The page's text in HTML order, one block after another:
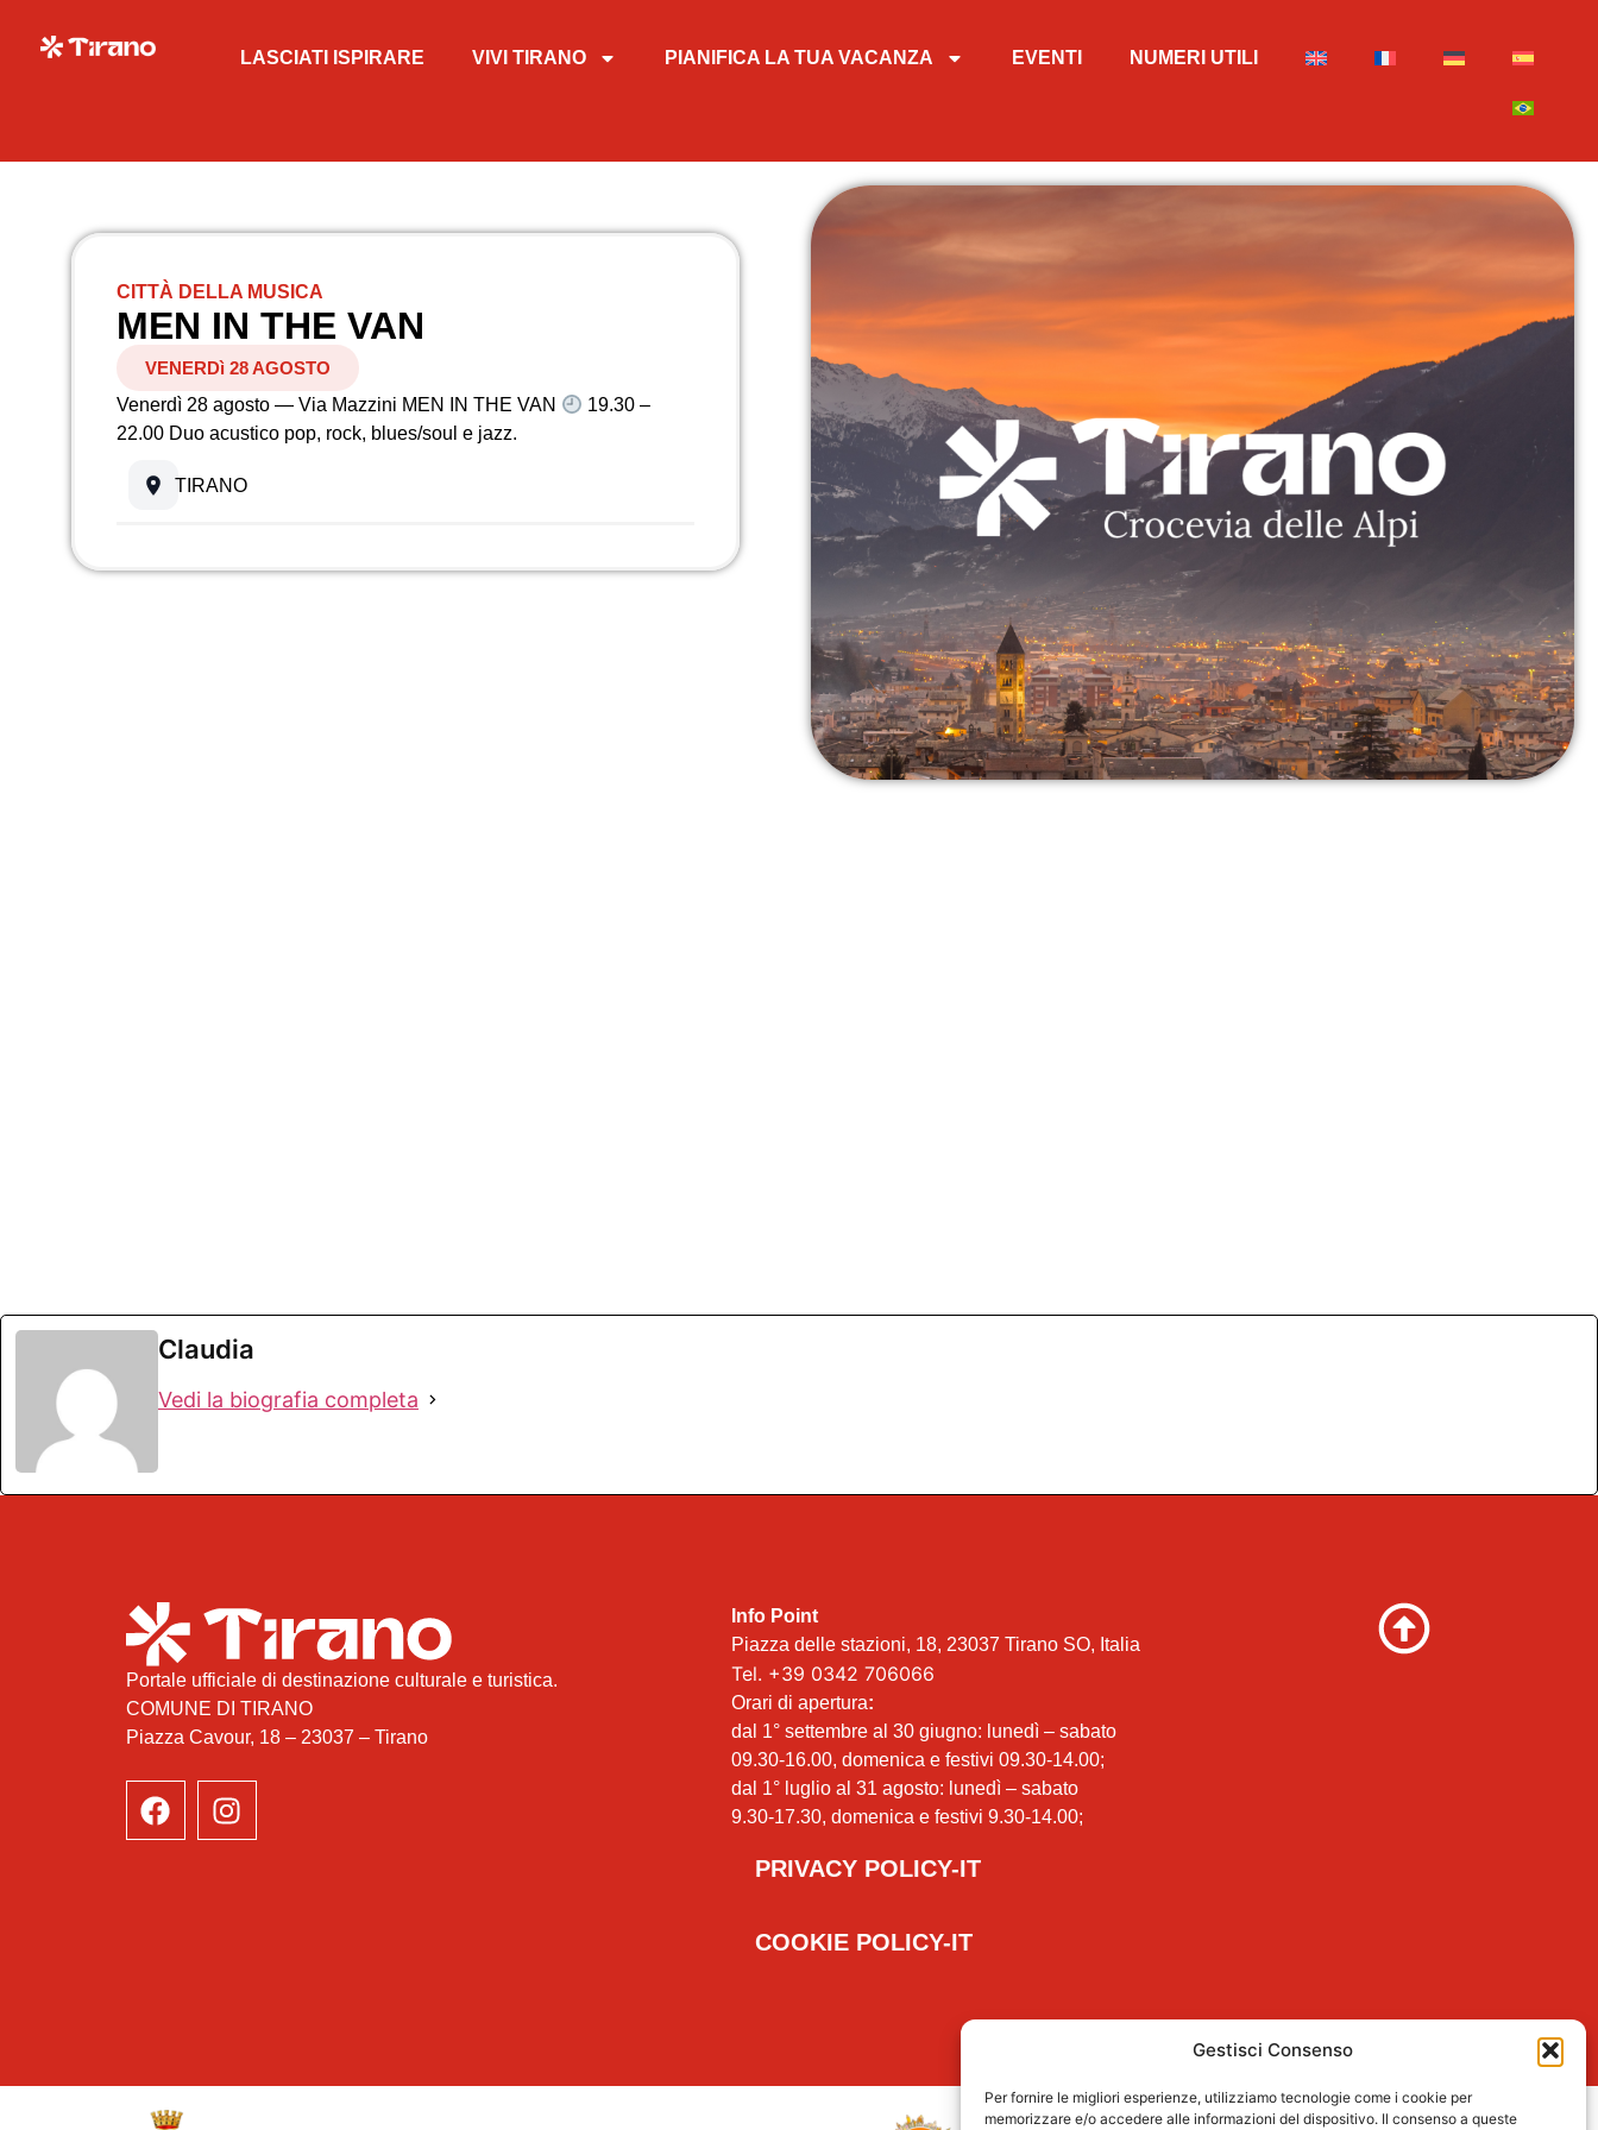
Gestisci Consenso
Per fornire le migliori esperienze, utilizziamo tecnologie come i cookie per
memorizzare e/o accedere alle informazioni del dispositivo. Il consenso a queste
LASCIATI ISPIRARE VIVI TIRANO PIANIFICA LA TUA VACANZA EVENTI NUMERI UTILI
CITTÀ DELLA MUSICA
MEN IN THE VAN
VENERDì 28 AGOSTO
Venerdì 28 agosto — Via Mazzini MEN IN THE VAN
19.30 –
22.00 Duo acustico pop, rock, blues/soul e jazz.
TIRANO
Claudia
Vedi la biografia completa
Portale ufficiale di destinazione culturale e turistica.
COMUNE DI TIRANO
Piazza Cavour, 18 – 23037 – Tirano
Info Point
Piazza delle stazioni, 18, 23037 Tirano SO, Italia
Tel. +39 0342 706066
Orari di apertura:
dal 1° settembre al 30 giugno: lunedì – sabato
09.30-16.00, domenica e festivi 09.30-14.00;
dal 1° luglio al 31 agosto: lunedì – sabato
9.30-17.30, domenica e festivi 9.30-14.00;
PRIVACY POLICY-IT
COOKIE POLICY-IT